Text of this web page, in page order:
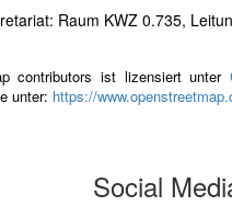
Raum KWZ 0.735,
contributors ist lizensiert unter
unter: https://
Social